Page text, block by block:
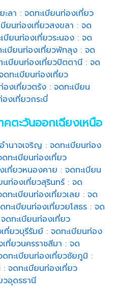
ะลา : จดทะเบียนท่องเที่ยว
บียนท่องเที่ยวสงขลา : จด
บียนท่องเที่ยวระนอง :จด
เบียนท่องเที่ยวพัทลุง :จด
เบียนท่องเที่ยวปัตตานี :จด
ดทะเบียนท่องเที่ยว
องเที่ยวตรัง :จดทะเบียน
งเที่ยวกระบี่
ตะวันออกเฉียงเหนือ
ำนาจเจริญ : จดทะเบียนท่อง
ดทะเบียนท่องเที่ยว
เที่ยวหนองคาย :จดทะเบียน
นท่องเที่ยวสุรินทร์ :จด
ดทะเบียนท่องเที่ยวเลย :จด
ทะเบียนท่องเที่ยวยโสธร :จด
จดทะเบียนท่องเที่ยว
ที่ยวบุรีรัมย์ :จดทะเบียนท่อง
ที่ยวนครราชสีมา :จด
ดทะเบียนท่องเที่ยวชัยภูมิ :
:จดทะเบียนท่องเที่ยว
วอุดรธานี